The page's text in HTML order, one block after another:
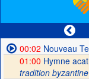
00:02 Nouveau
01:00 Hymne
tradition byzantine